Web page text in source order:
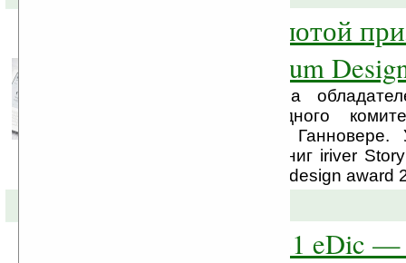
iriver Story – золотой
International Forum
Компания iriver стала
награды международного
Forum Design (iF) в Ганновере.
чтения электронных книг iriver
наградой Gold product design award
iRiver Dicple D31 eDic